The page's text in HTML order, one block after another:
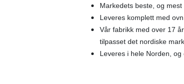
Markedets beste, og
Leveres komplett med
Vår fabrikk med over 17
tilpasset det nordiske
Leveres i hele Norden,